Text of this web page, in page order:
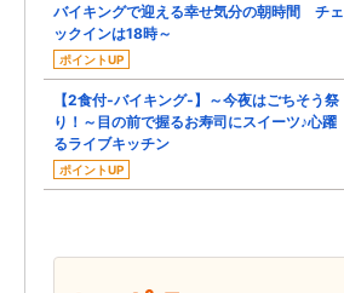
バイキングで迎える幸せ気分の朝時間 チェ
ックインは18時～
ポイントUP
【2食付‐バイキング‐】～今夜はごちそう祭
り！～目の前で握るお寿司にスイーツ♪心躍
るライブキッチン
ポイントUP